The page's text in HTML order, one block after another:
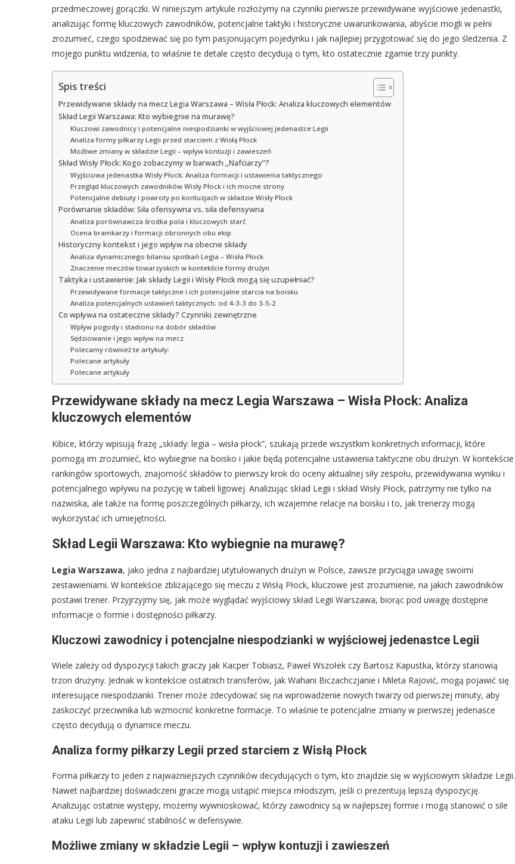
przedmeczowej gorączki. W niniejszym artykule rozłożymy na czynniki pierwsze przewidywane wyjściowe jedenastki,
analizując formę kluczowych zawodników, potencjalne taktyki i historyczne uwarunkowania, abyście mogli w pełni
zrozumieć, czego spodziewać się po tym pasjonującym pojedynku i jak najlepiej przygotować się do jego śledzenia. Z
mojego punktu widzenia, to właśnie te detale często decydują o tym, kto ostatecznie zgarnie trzy punkty.
Spis treści
Przewidywane składy na mecz Legia Warszawa – Wisła Płock: Analiza kluczowych elementów
Skład Legii Warszawa: Kto wybiegnie na murawę?
Kluczowi zawodnicy i potencjalne niespodzianki w wyjściowej jedenastce Legii
Analiza formy piłkarzy Legii przed starciem z Wisłą Płock
Możliwe zmiany w składzie Legii – wpływ kontuzji i zawieszeń
Skład Wisły Płock: Kogo zobaczymy w barwach „Nafciarzy”?
Wyjściowa jedenastka Wisły Płock: Analiza formacji i ustawienia taktycznego
Przegląd kluczowych zawodników Wisły Płock i ich mocne strony
Potencjalne debiuty i powroty po kontuzjach w składzie Wisły Płock
Porównanie składów: Siła ofensywna vs. siła defensywna
Analiza porównawcza środka pola i kluczowych starć
Ocena bramkarzy i formacji obronnych obu ekip
Historyczny kontekst i jego wpływ na obecne składy
Analiza dynamicznego bilansu spotkań Legia – Wisła Płock
Znaczenie meczów towarzyskich w kontekście formy drużyn
Taktyka i ustawienie: Jak składy Legii i Wisły Płock mogą się uzupełniać?
Przewidywane formacje taktyczne i ich potencjalne starcia na boisku
Analiza potencjalnych ustawień taktycznych: od 4-3-3 do 3-5-2
Co wpływa na ostateczne składy? Czynniki zewnętrzne
Wpływ pogody i stadionu na dobór składów
Sędziowanie i jego wpływ na mecz
Polecamy również te artykuły:
Polecane artykuły
Polecane artykuły
Przewidywane składy na mecz Legia Warszawa – Wisła Płock: Analiza
kluczowych elementów
Kibice, którzy wpisują frazę „składy: legia – wisła płock”, szukają przede wszystkim konkretnych informacji, które
pomogą im zrozumieć, kto wybiegnie na boisko i jakie będą potencjalne ustawienia taktyczne obu drużyn. W kontekście
rankingów sportowych, znajomość składów to pierwszy krok do oceny aktualnej siły zespołu, przewidywania wyniku i
potencjalnego wpływu na pozycję w tabeli ligowej. Analizując skład Legii i skład Wisły Płock, patrzymy nie tylko na
nazwiska, ale także na formę poszczególnych piłkarzy, ich wzajemne relacje na boisku i to, jak trenerzy mogą
wykorzystać ich umiejętności.
Skład Legii Warszawa: Kto wybiegnie na murawę?
Legia Warszawa, jako jedna z najbardziej utytułowanych drużyn w Polsce, zawsze przyciąga uwagę swoimi
zestawieniami. W kontekście zbliżającego się meczu z Wisłą Płock, kluczowe jest zrozumienie, na jakich zawodników
postawi trener. Przyjrzyjmy się, jak może wyglądać wyjściowy skład Legii Warszawa, biorąc pod uwagę dostępne
informacje o formie i dostępności piłkarzy.
Kluczowi zawodnicy i potencjalne niespodzianki w wyjściowej jedenastce Legii
Wiele zależy od dyspozycji takich graczy jak Kacper Tobiasz, Paweł Wszołek czy Bartosz Kapustka, którzy stanowią
trzon drużyny. Jednak w kontekście ostatnich transferów, jak Wahani Biczachczjanie i Mileta Rajović, mogą pojawić się
interesujące niespodzianki. Trener może zdecydować się na wprowadzenie nowych twarzy od pierwszej minuty, aby
zaskoczyć przeciwnika lub wzmocnić konkretne formacje. To właśnie te potencjalne zmiany w pierwszej jedenasce
często decydują o dynamice meczu.
Analiza formy piłkarzy Legii przed starciem z Wisłą Płock
Forma piłkarzy to jeden z najważniejszych czynników decydujących o tym, kto znajdzie się w wyjściowym składzie Legii.
Nawet najbardziej doświadczeni gracze mogą ustąpić miejsca młodszym, jeśli ci prezentują lepszą dyspozycję.
Analizując ostatnie występy, możemy wywnioskować, którzy zawodnicy są w najlepszej formie i mogą stanowić o sile
ataku Legii lub zapewnić stabilność w defensywie.
Możliwe zmiany w składzie Legii – wpływ kontuzji i zawieszeń